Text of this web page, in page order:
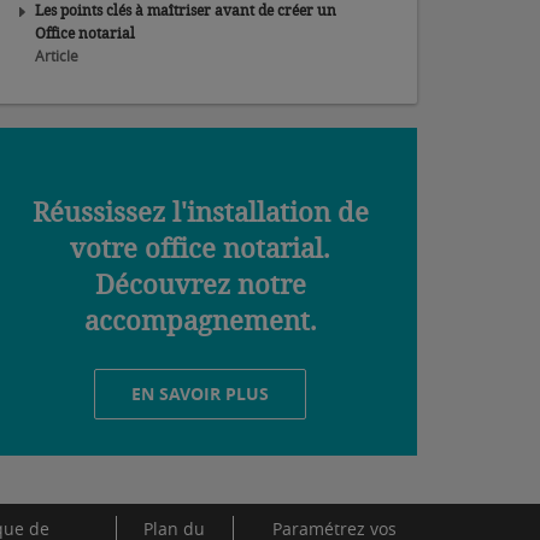
Les points clés à maîtriser avant de créer un
Office notarial
Article
Réussissez l'installation de
votre office notarial.
Découvrez notre
accompagnement.
EN SAVOIR PLUS
de Plan du Paramétrez vos